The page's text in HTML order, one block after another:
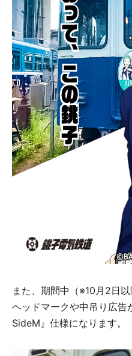
また、期間中（※10月2日
ヘッドマークや中吊り広告
SideM』仕様になります。